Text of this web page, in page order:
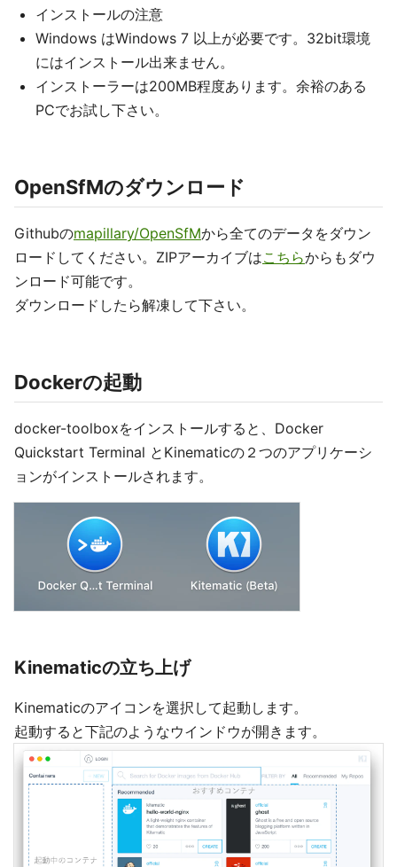
インストールの注意
Windows はWindows 7 以上が必要です。32bit環境
にはインストール出来ません。
インストーラーは200MB程度あります。余裕のある
PCでお試し下さい。
OpenSfMのダウンロード
Githubのmapillary/OpenSfMから全てのデータをダウン
ロードしてください。ZIPアーカイブはこちらからもダウ
ンロード可能です。
ダウンロードしたら解凍して下さい。
Dockerの起動
docker-toolboxをインストールすると、Docker
Quickstart Terminal とKinematicの２つのアプリケーシ
ョンがインストールされます。
Kinematicの立ち上げ
Kinematicのアイコンを選択して起動します。
起動すると下記のようなウインドウが開きます。